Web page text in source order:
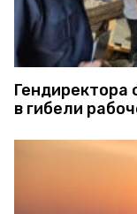
Гендиректора
в гибели